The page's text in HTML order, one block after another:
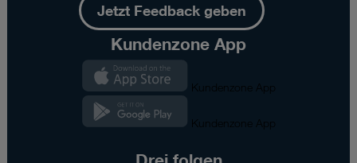
Jetzt Feedback geben
Kundenzone App
Kundenzone App
Kundenzone App